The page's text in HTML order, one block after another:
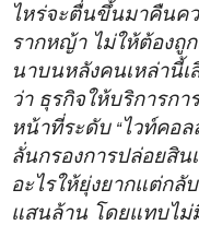
ไหร่จะตื่นขึ้นมาคืนค
รากหญ้า ไม่ให้ต้องถู
นาบนหลังคนเหล่านี้
ว่า ธุรกิจให้บริการก
หน้าที่ระดับ “ไวท์คอล
ลั่นกรองการปล่อยสิน
อะไรให้ยุ่งยากแต่ก
แสนล้าน โดยแทบไม่